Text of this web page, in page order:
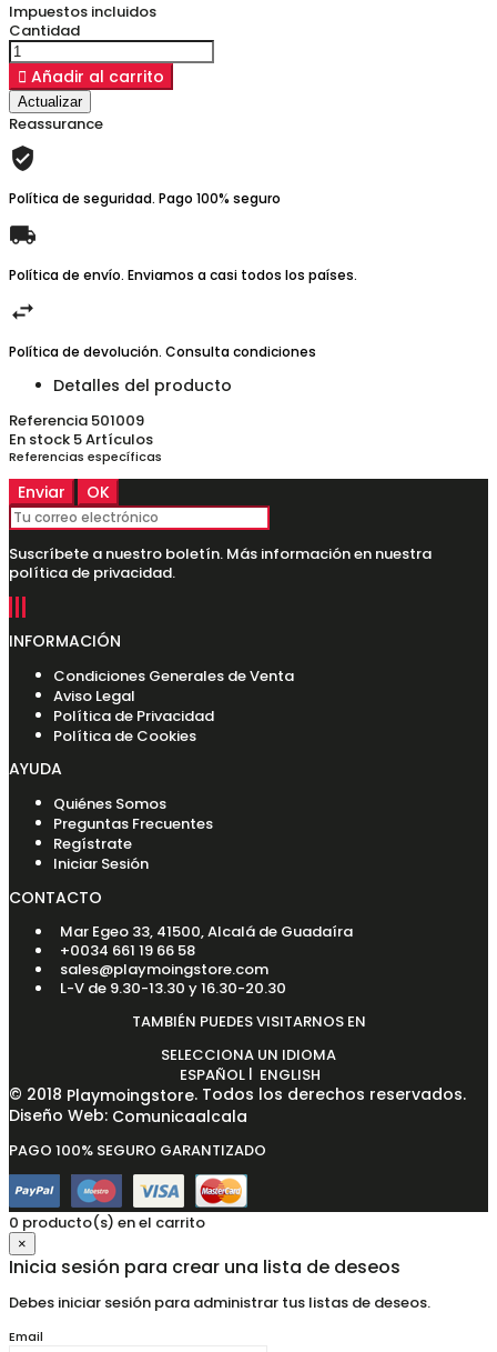
Impuestos incluidos
Cantidad
 Añadir al carrito
Reassurance
Política de seguridad. Pago 100% seguro
Política de envío. Enviamos a casi todos los países.
Política de devolución. Consulta condiciones
Detalles del producto
Referencia 501009
En stock 5 Artículos
Referencias específicas
Suscríbete a nuestro boletín. Más información en nuestra
política de privacidad.
INFORMACIÓN
Condiciones Generales de Venta
Aviso Legal
Política de Privacidad
Política de Cookies
AYUDA
Quiénes Somos
Preguntas Frecuentes
Regístrate
Iniciar Sesión
CONTACTO
Mar Egeo 33, 41500, Alcalá de Guadaíra
+0034 661 19 66 58
sales@playmoingstore.com
L-V de 9.30-13.30 y 16.30-20.30
TAMBIÉN PUEDES VISITARNOS EN
SELECCIONA UN IDIOMA
ESPAÑOL | ENGLISH
© 2018 Playmoingstore. Todos los derechos reservados.
Diseño Web: Comunicaalcala
PAGO 100% SEGURO GARANTIZADO
0 producto(s) en el carrito
×
Inicia sesión para crear una lista de deseos
Debes iniciar sesión para administrar tus listas de deseos.
Email